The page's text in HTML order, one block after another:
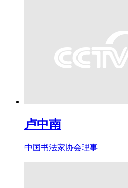
卢中南
中国书法家协会理事